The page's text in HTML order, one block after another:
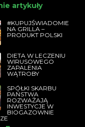
artykuły
#KUPUJŚWIADOMIE
NA GRILLA –
PRODUKT POLSKI
DIETA W LECZENIU
WIRUSOWEGO
ZAPALENIA
WĄTROBY
SPÓŁKI SKARBU
PAŃSTWA
ROZWAŻAJĄ
INWESTYCJE W
BIOGAZOWNIE